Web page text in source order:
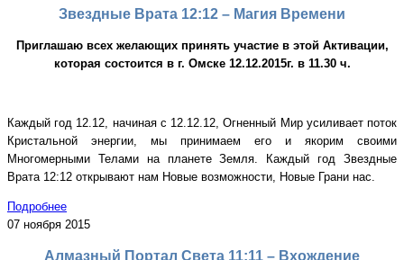
Звездные Врата 12:12 – Магия Времени
Приглашаю всех желающих принять участие в этой Активации,
которая состоится в г. Омске 12.12.2015г. в 11.30 ч.
Каждый год 12.12, начиная с 12.12.12, Огненный Мир усиливает поток
Кристальной энергии, мы принимаем его и якорим своими
Многомерными Телами на планете Земля. Каждый год Звездные
Врата 12:12 открывают нам Новые возможности, Новые Грани нас.
Подробнее
07 ноября 2015
Алмазный Портал Света 11:11 – Вхождение